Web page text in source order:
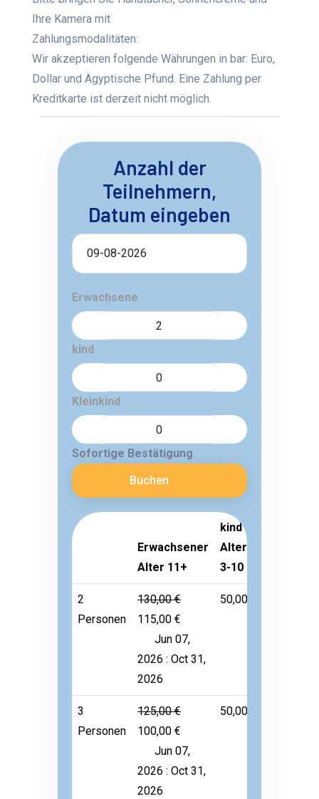
Ihre Kamera mit
Zahlungsmodalitäten:
Wir akzeptieren folgende Währungen in bar: Euro,
Dollar und Ägyptische Pfund. Eine Zahlung per
Kreditkarte ist derzeit nicht möglich.
Anzahl der
Teilnehmern,
Datum eingeben
Erwachsene
kind
Kleinkind
Sofortige Bestätigung
Buchen
Erwachsener
Alter 11+
kind
Alter
3-10
2
Personen
130,00 €
115,00 €
Jun 07,
2026 : Oct 31,
2026
50,00 €
3
Personen
125,00 €
100,00 €
Jun 07,
2026 : Oct 31,
2026
50,00 €